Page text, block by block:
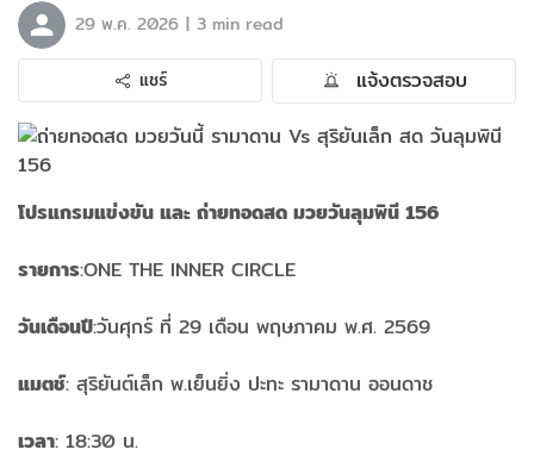
29 พ.ค. 2026 | 3 min read
แชร์ แจ้งตรวจสอบ
โปรแกรมแข่งขัน และ ถ่ายทอดสด มวยวันลุมพินี 156
รายการ:ONE THE INNER CIRCLE
วันเดือนปี:วันศุกร์ ที่ 29 เดือน พฤษภาคม พ.ศ. 2569
แมตช์: สุริยันต์เล็ก พ.เย็นยิ่ง ปะทะ รามาดาน ออนดาช
เวลา: 18:30 น.